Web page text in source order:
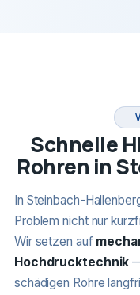
Schnelle
Rohren in
In Steinbach-
Problem nicht nur
Wir setzen auf
Hochdrucktechnik
schädigen Rohre